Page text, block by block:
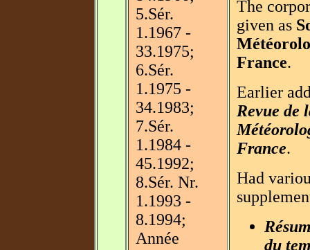
5.Sér.
1.1967 -
33.1975;
6.Sér.
1.1975 -
34.1983;
7.Sér.
1.1984 -
45.1992;
8.Sér. Nr.
1.1993 -
8.1994;
Année
The
given as
France.
Earlier
Revue de
France.
Had
du